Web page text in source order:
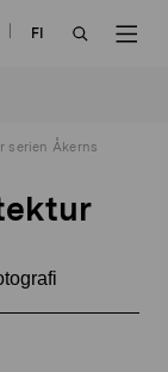
FI
serien Åkerns